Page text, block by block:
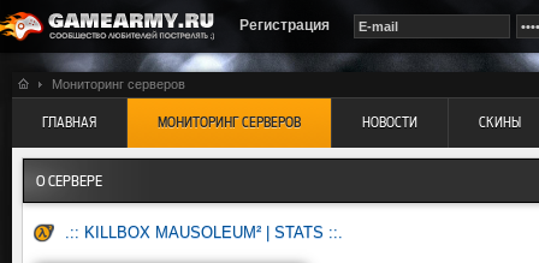
Регистрация
Мониторинг серверов
ГЛАВНАЯ МОНИТОРИНГ СЕРВЕРОВ НОВОСТИ СКИНЫ
О СЕРВЕРЕ
.:: KILLBOX MAUSOLEUM² | STATS ::.